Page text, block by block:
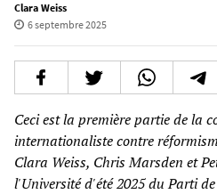
Clara Weiss
6 septembre 2025
Ceci est la première partie de la
internationaliste contre
Clara Weiss, Chris Marsden et
l'Université d'été 2025 du Parti